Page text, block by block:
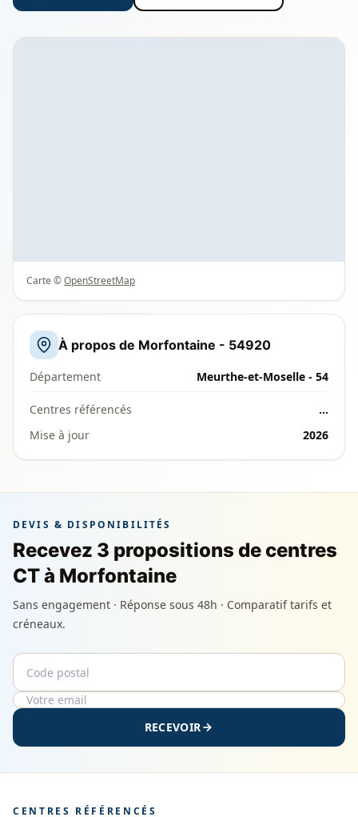
Carte ©OpenStreetMap
À propos de Morfontaine - 54920
Département Meurthe-et-Moselle - 54
Centres référencés
…
Mise à jour
2026
DEVIS & DISPONIBILITÉS
Recevez 3 propositions de centres
CT à Morfontaine
Sans engagement · Réponse sous 48h · Comparatif tarifs et
créneaux.
Code postal
Email
RECEVOIR
CENTRES RÉFÉRENCÉS